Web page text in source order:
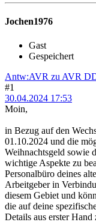
Jochen1976
Gast
Gespeichert
Antw:AVR zu AVR
#1
30.04.2024 17:53
Moin,
in Bezug auf den
01.10.2024 und die
Weihnachtsgeld sowie
wichtige Aspekte zu
Personalbüro deines
Arbeitgeber in
diesem Gebiet und
die auf deine
Details aus erster Hand